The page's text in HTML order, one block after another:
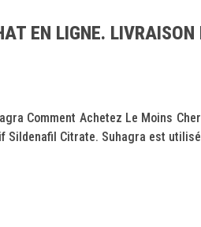
EN LIGNE.
Comment Achetez Le Moins
Citrate. Suhagra est